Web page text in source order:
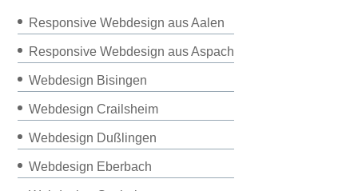
Responsive Webdesign aus Aalen
Responsive Webdesign aus Aspach
Webdesign Bisingen
Webdesign Crailsheim
Webdesign Dußlingen
Webdesign Eberbach